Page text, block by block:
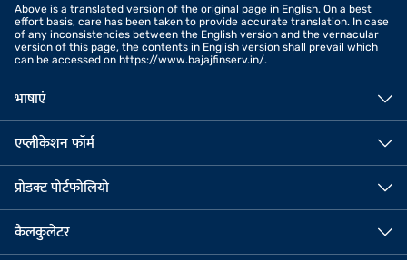
Above is a translated version of the original page in English. On a best
effort basis, care has been taken to provide accurate translation. In case
of any inconsistencies between the English version and the vernacular
version of this page, the contents in English version shall prevail which
can be accessed on https://www.bajajfinserv.in/.
भाषाएं
एप्लीकेशन फॉर्म
प्रोडक्ट पोर्टफोलियो
कैलकुलेटर